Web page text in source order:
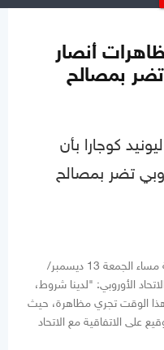
أنصار
تضر بمصالح
كوجارا بأن
تضر بمصالح
وقال كوجارا في أثير قناة "إنتر" الأوكرانية مساء الجمعة 13 ديسمبر/
الأوروبي: "لدينا شروط،
الوقت تجري مظاهرة، حيث
على الاتفاقية مع الاتحاد